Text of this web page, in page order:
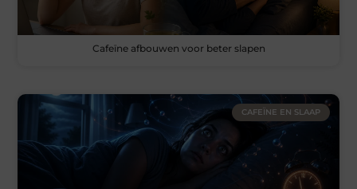
Cafeïne afbouwen voor beter slapen
CAFEÏNE EN SLAAP